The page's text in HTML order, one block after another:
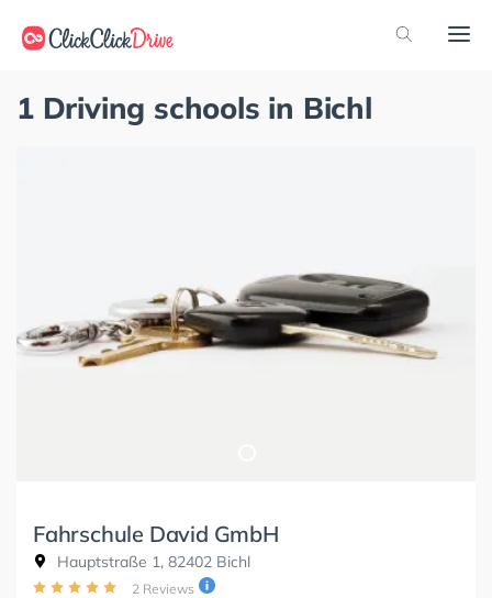
1 Driving schools in Bichl
Fahrschule David GmbH
Hauptstraße 1, 82402 Bichl
2 Reviews